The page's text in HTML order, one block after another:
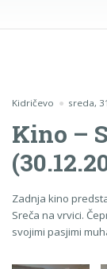
Kidričevo sreda,
Kino –
Zadnja kino
Sreča na vrvici.
svojimi pasjimi